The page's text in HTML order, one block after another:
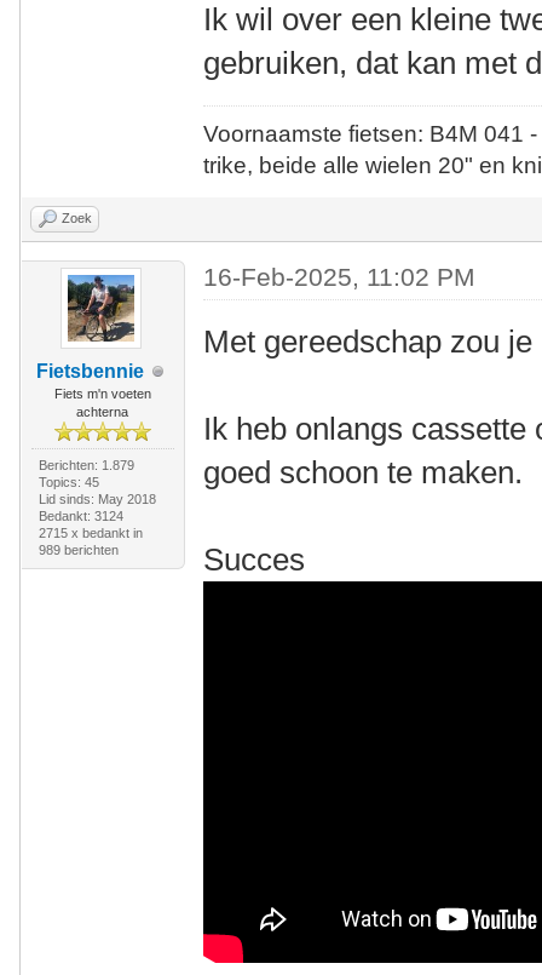
Ik wil over een kleine
gebruiken, dat kan met
Voornaamste fietsen: B4M
trike, beide alle wielen 20" en
Zoek
Fietsbennie
Fiets m'n voeten
achterna
Berichten: 1.879
Topics: 45
Lid sinds: May 2018
Bedankt: 3124
2715 x bedankt in
989 berichten
16-Feb-2025, 11:02 PM
Met gereedschap zou
Ik heb onlangs cassette
goed schoon te maken.
Succes